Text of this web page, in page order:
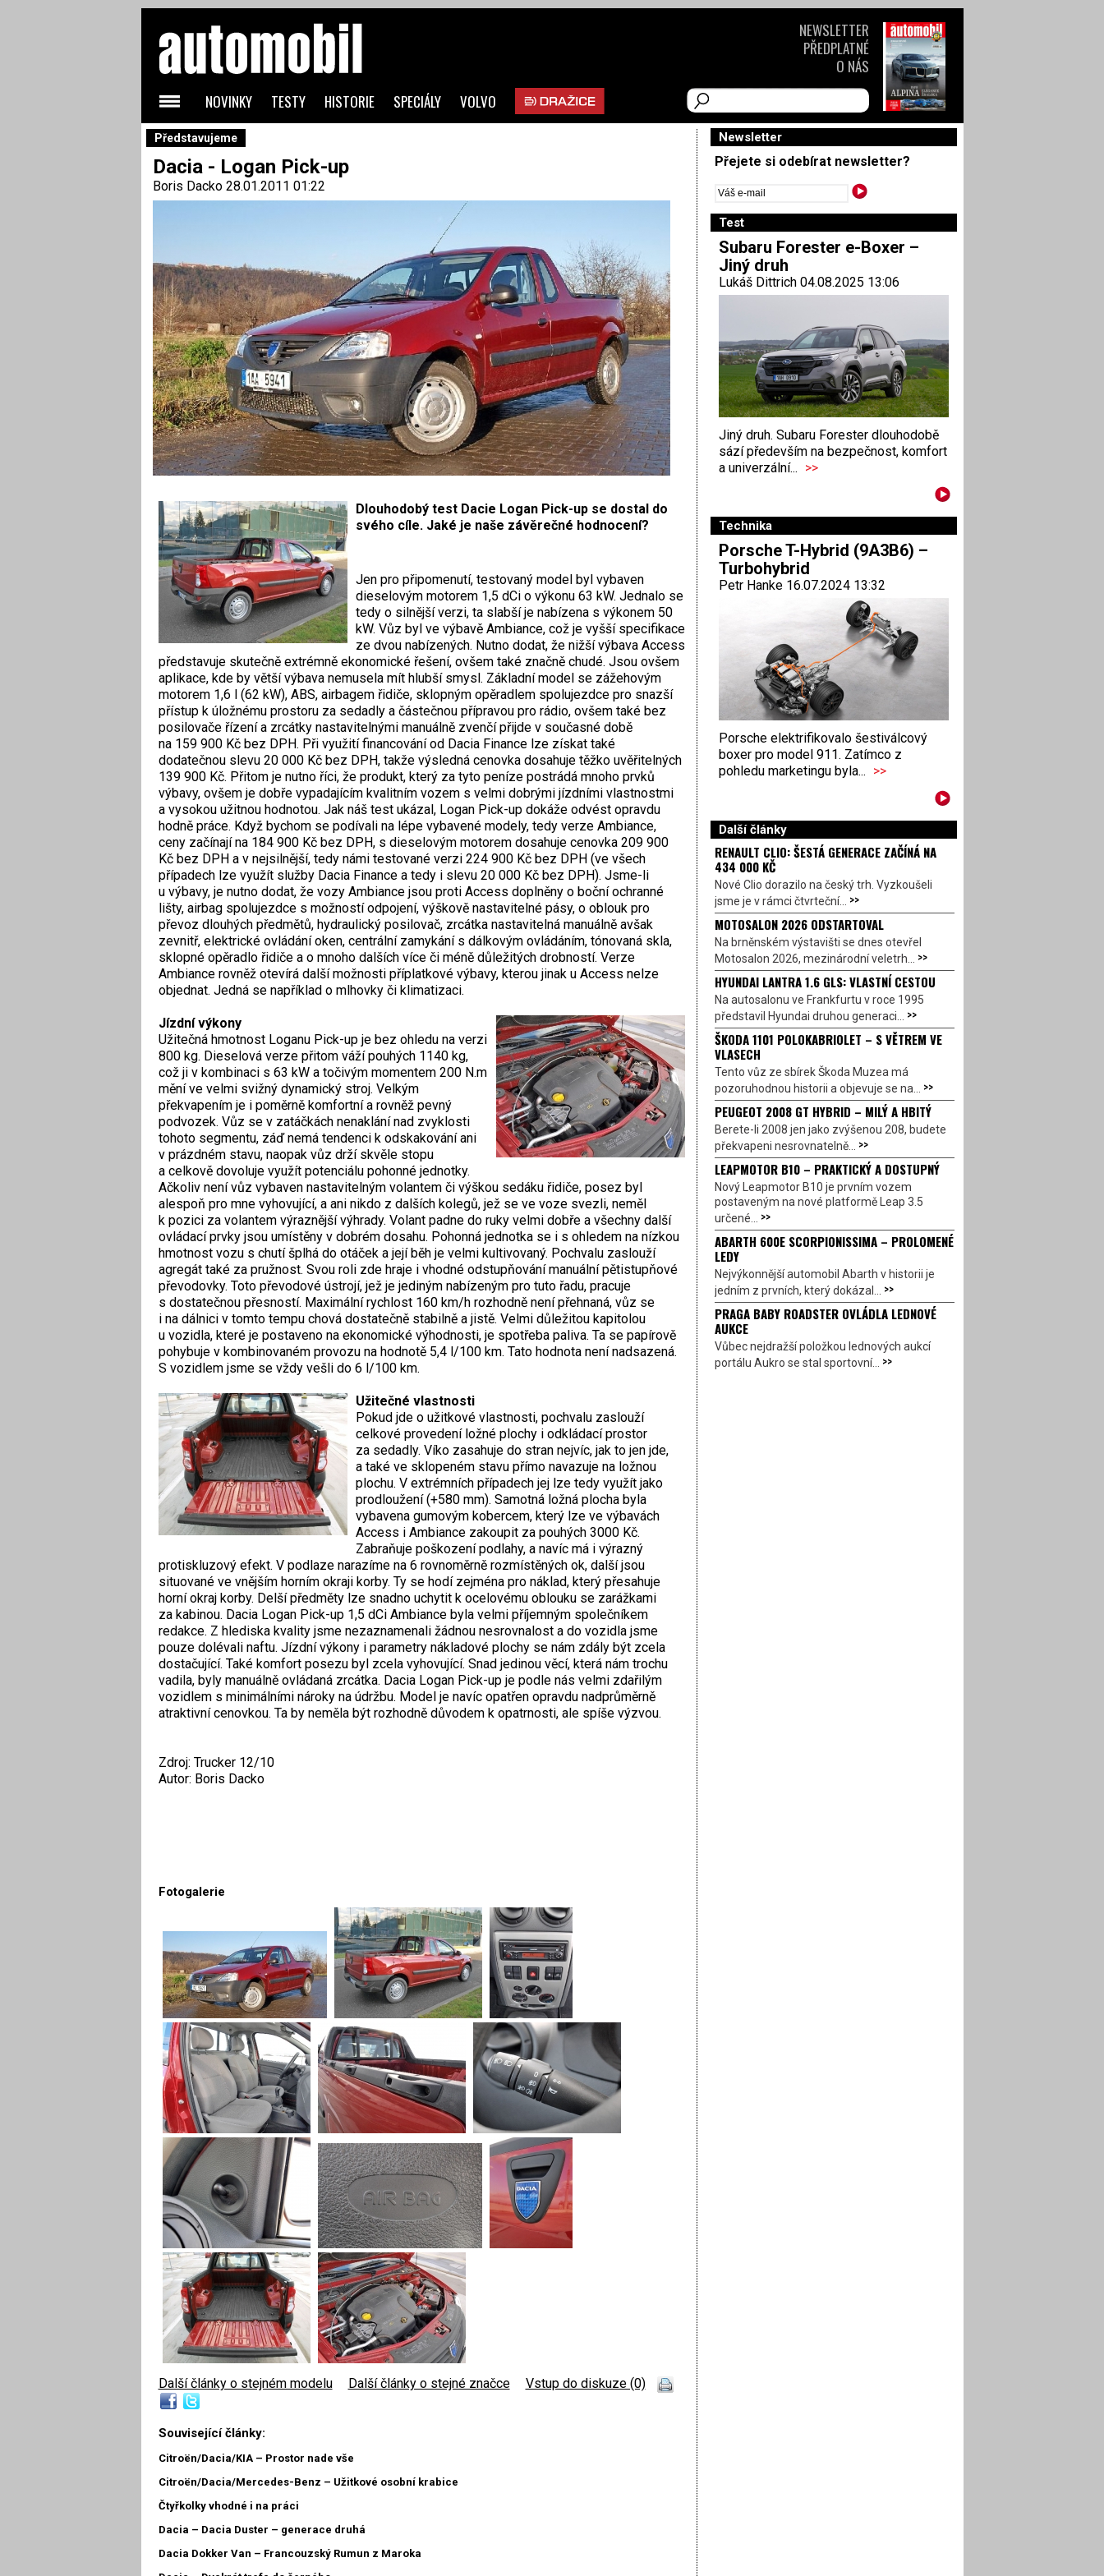
Představujeme
Dacia - Logan Pick-up
Boris Dacko28.01.2011 01:22
Dlouhodobý test Dacie Logan Pick-up se dostal do
svého cíle. Jaké je naše závěrečné hodnocení?
Jen pro připomenutí, testovaný model byl vybaven
dieselovým motorem 1,5 dCi o výkonu 63 kW. Jednalo se
tedy o silnější verzi, ta slabší je nabízena s výkonem 50
kW. Vůz byl ve výbavě Ambiance, což je vyšší specifikace
ze dvou nabízených. Nutno dodat, že nižší výbava Access
představuje skutečně extrémně ekonomické řešení, ovšem také značně chudé. Jsou ovšem
aplikace, kde by větší výbava nemusela mít hlubší smysl. Základní model se zážehovým
motorem 1,6 l (62 kW), ABS, airbagem řidiče, sklopným opěradlem spolujezdce pro snazší
přístup k úložnému prostoru za sedadly a částečnou přípravou pro rádio, ovšem také bez
posilovače řízení a zrcátky nastavitelnými manuálně zvenčí přijde v současné době
na 159 900 Kč bez DPH. Při využití financování od Dacia Finance lze získat také
dodatečnou slevu 20 000 Kč bez DPH, takže výsledná cenovka dosahuje těžko uvěřitelných
139 900 Kč. Přitom je nutno říci, že produkt, který za tyto peníze postrádá mnoho prvků
výbavy, ovšem je dobře vypadajícím kvalitním vozem s velmi dobrými jízdními vlastnostmi
a vysokou užitnou hodnotou. Jak náš test ukázal, Logan Pick-up dokáže odvést opravdu
hodně práce. Když bychom se podívali na lépe vybavené modely, tedy verze Ambiance,
ceny začínají na 184 900 Kč bez DPH, s dieselovým motorem dosahuje cenovka 209 900
Kč bez DPH a v nejsilnější, tedy námi testované verzi 224 900 Kč bez DPH (ve všech
případech lze využít služby Dacia Finance a tedy i slevu 20 000 Kč bez DPH). Jsme-li
u výbavy, je nutno dodat, že vozy Ambiance jsou proti Access doplněny o boční ochranné
lišty, airbag spolujezdce s možností odpojení, výškově nastavitelné pásy, o oblouk pro
převoz dlouhých předmětů, hydraulický posilovač, zrcátka nastavitelná manuálně avšak
zevnitř, elektrické ovládání oken, centrální zamykání s dálkovým ovládáním, tónovaná skla,
sklopné opěradlo řidiče a o mnoho dalších více či méně důležitých drobností. Verze
Ambiance rovněž otevírá další možnosti příplatkové výbavy, kterou jinak u Access nelze
objednat. Jedná se například o mlhovky či klimatizaci.
Jízdní výkony
Užitečná hmotnost Loganu Pick-up je bez ohledu na verzi
800 kg. Dieselová verze přitom váží pouhých 1140 kg,
což ji v kombinaci s 63 kW a točivým momentem 200 N.m
mění ve velmi svižný dynamický stroj. Velkým
překvapením je i poměrně komfortní a rovněž pevný
podvozek. Vůz se v zatáčkách nenaklání nad zvyklosti
tohoto segmentu, záď nemá tendenci k odskakování ani
v prázdném stavu, naopak vůz drží skvěle stopu
a celkově dovoluje využít potenciálu pohonné jednotky.
Ačkoliv není vůz vybaven nastavitelným volantem či výškou sedáku řidiče, posez byl
alespoň pro mne vyhovující, a ani nikdo z dalších kolegů, jež se ve voze svezli, neměl
k pozici za volantem výraznější výhrady. Volant padne do ruky velmi dobře a všechny další
ovládací prvky jsou umístěny v dobrém dosahu. Pohonná jednotka se i s ohledem na nízkou
hmotnost vozu s chutí šplhá do otáček a její běh je velmi kultivovaný. Pochvalu zaslouží
agregát také za pružnost. Svou roli zde hraje i vhodné odstupňování manuální pětistupňové
převodovky. Toto převodové ústrojí, jež je jediným nabízeným pro tuto řadu, pracuje
s dostatečnou přesností. Maximální rychlost 160 km/h rozhodně není přehnaná, vůz se
i na dálnici v tomto tempu chová dostatečně stabilně a jistě. Velmi důležitou kapitolou
u vozidla, které je postaveno na ekonomické výhodnosti, je spotřeba paliva. Ta se papírově
pohybuje v kombinovaném provozu na hodnotě 5,4 l/100 km. Tato hodnota není nadsazená.
S vozidlem jsme se vždy vešli do 6 l/100 km.
Užitečné vlastnosti
Pokud jde o užitkové vlastnosti, pochvalu zaslouží
celkové provedení ložné plochy i odkládací prostor
za sedadly. Víko zasahuje do stran nejvíc, jak to jen jde,
a také ve sklopeném stavu přímo navazuje na ložnou
plochu. V extrémních případech jej lze tedy využít jako
prodloužení (+580 mm). Samotná ložná plocha byla
vybavena gumovým kobercem, který lze ve výbavách
Access i Ambiance zakoupit za pouhých 3000 Kč.
Zabraňuje poškození podlahy, a navíc má i výrazný
protiskluzový efekt. V podlaze narazíme na 6 rovnoměrně rozmístěných ok, další jsou
situované ve vnějším horním okraji korby. Ty se hodí zejména pro náklad, který přesahuje
horní okraj korby. Delší předměty lze snadno uchytit k ocelovému oblouku se zarážkami
za kabinou. Dacia Logan Pick-up 1,5 dCi Ambiance byla velmi příjemným společníkem
redakce. Z hlediska kvality jsme nezaznamenali žádnou nesrovnalost a do vozidla jsme
pouze dolévali naftu. Jízdní výkony i parametry nákladové plochy se nám zdály být zcela
dostačující. Také komfort posezu byl zcela vyhovující. Snad jedinou věcí, která nám trochu
vadila, byly manuálně ovládaná zrcátka. Dacia Logan Pick-up je podle nás velmi zdařilým
vozidlem s minimálními nároky na údržbu. Model je navíc opatřen opravdu nadprůměrně
atraktivní cenovkou. Ta by neměla být rozhodně důvodem k opatrnosti, ale spíše výzvou.
Zdroj: Trucker 12/10
Autor: Boris Dacko
Fotogalerie
Další články o stejném modelu Další články o stejné značce Vstup do diskuze (0)
Související články:
Citroën/Dacia/KIA – Prostor nade vše
Citroën/Dacia/Mercedes-Benz – Užitkové osobní krabice
Čtyřkolky vhodné i na práci
Dacia – Dacia Duster – generace druhá
Dacia Dokker Van – Francouzský Rumun z Maroka
Newsletter
Přejete si odebírat newsletter?
Test
Subaru Forester e-Boxer –
Jiný druh
Lukáš Dittrich 04.08.2025 13:06
Jiný druh. Subaru Forester dlouhodobě
sází především na bezpečnost, komfort
a univerzální... >>
Technika
Porsche T-Hybrid (9A3B6) –
Turbohybrid
Petr Hanke 16.07.2024 13:32
Porsche elektrifikovalo šestiválcový
boxer pro model 911. Zatímco z
pohledu marketingu byla... >>
Další články
RENAULT CLIO: ŠESTÁ GENERACE ZAČÍNÁ NA
434 000 KČ
Nové Clio dorazilo na český trh. Vyzkoušeli
jsme je v rámci čtvrteční... >>
MOTOSALON 2026 ODSTARTOVAL
Na brněnském výstavišti se dnes otevřel
Motosalon 2026, mezinárodní veletrh... >>
HYUNDAI LANTRA 1.6 GLS: VLASTNÍ CESTOU
Na autosalonu ve Frankfurtu v roce 1995
představil Hyundai druhou generaci... >>
ŠKODA 1101 POLOKABRIOLET – S VĚTREM VE
VLASECH
Tento vůz ze sbírek Škoda Muzea má
pozoruhodnou historii a objevuje se na... >>
PEUGEOT 2008 GT HYBRID – MILÝ A HBITÝ
Berete-li 2008 jen jako zvýšenou 208, budete
překvapeni nesrovnatelně... >>
LEAPMOTOR B10 – PRAKTICKÝ A DOSTUPNÝ
Nový Leapmotor B10 je prvním vozem
postaveným na nové platformě Leap 3.5
určené... >>
ABARTH 600E SCORPIONISSIMA – PROLOMENÉ
LEDY
Nejvýkonnější automobil Abarth v historii je
jedním z prvních, který dokázal... >>
PRAGA BABY ROADSTER OVLÁDLA LEDNOVÉ
AUKCE
Vůbec nejdražší položkou lednových aukcí
portálu Aukro se stal sportovní... >>
NOVINKY TESTY HISTORIE SPECIÁLY VOLVO
NEWSLETTER
PŘEDPLATNÉ
O NÁS